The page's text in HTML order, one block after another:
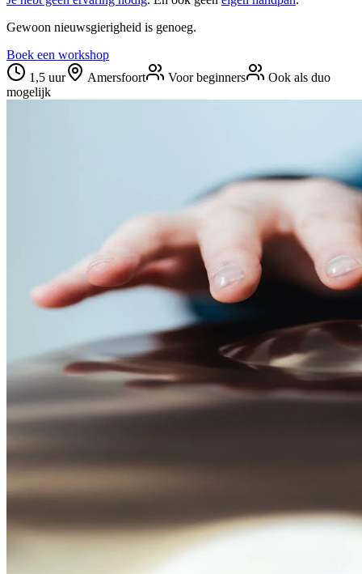
Gewoon nieuwsgierigheid is genoeg.
Boek een workshop
1,5 uur
Amersfoort Voor beginners
Ook als duo
mogelijk